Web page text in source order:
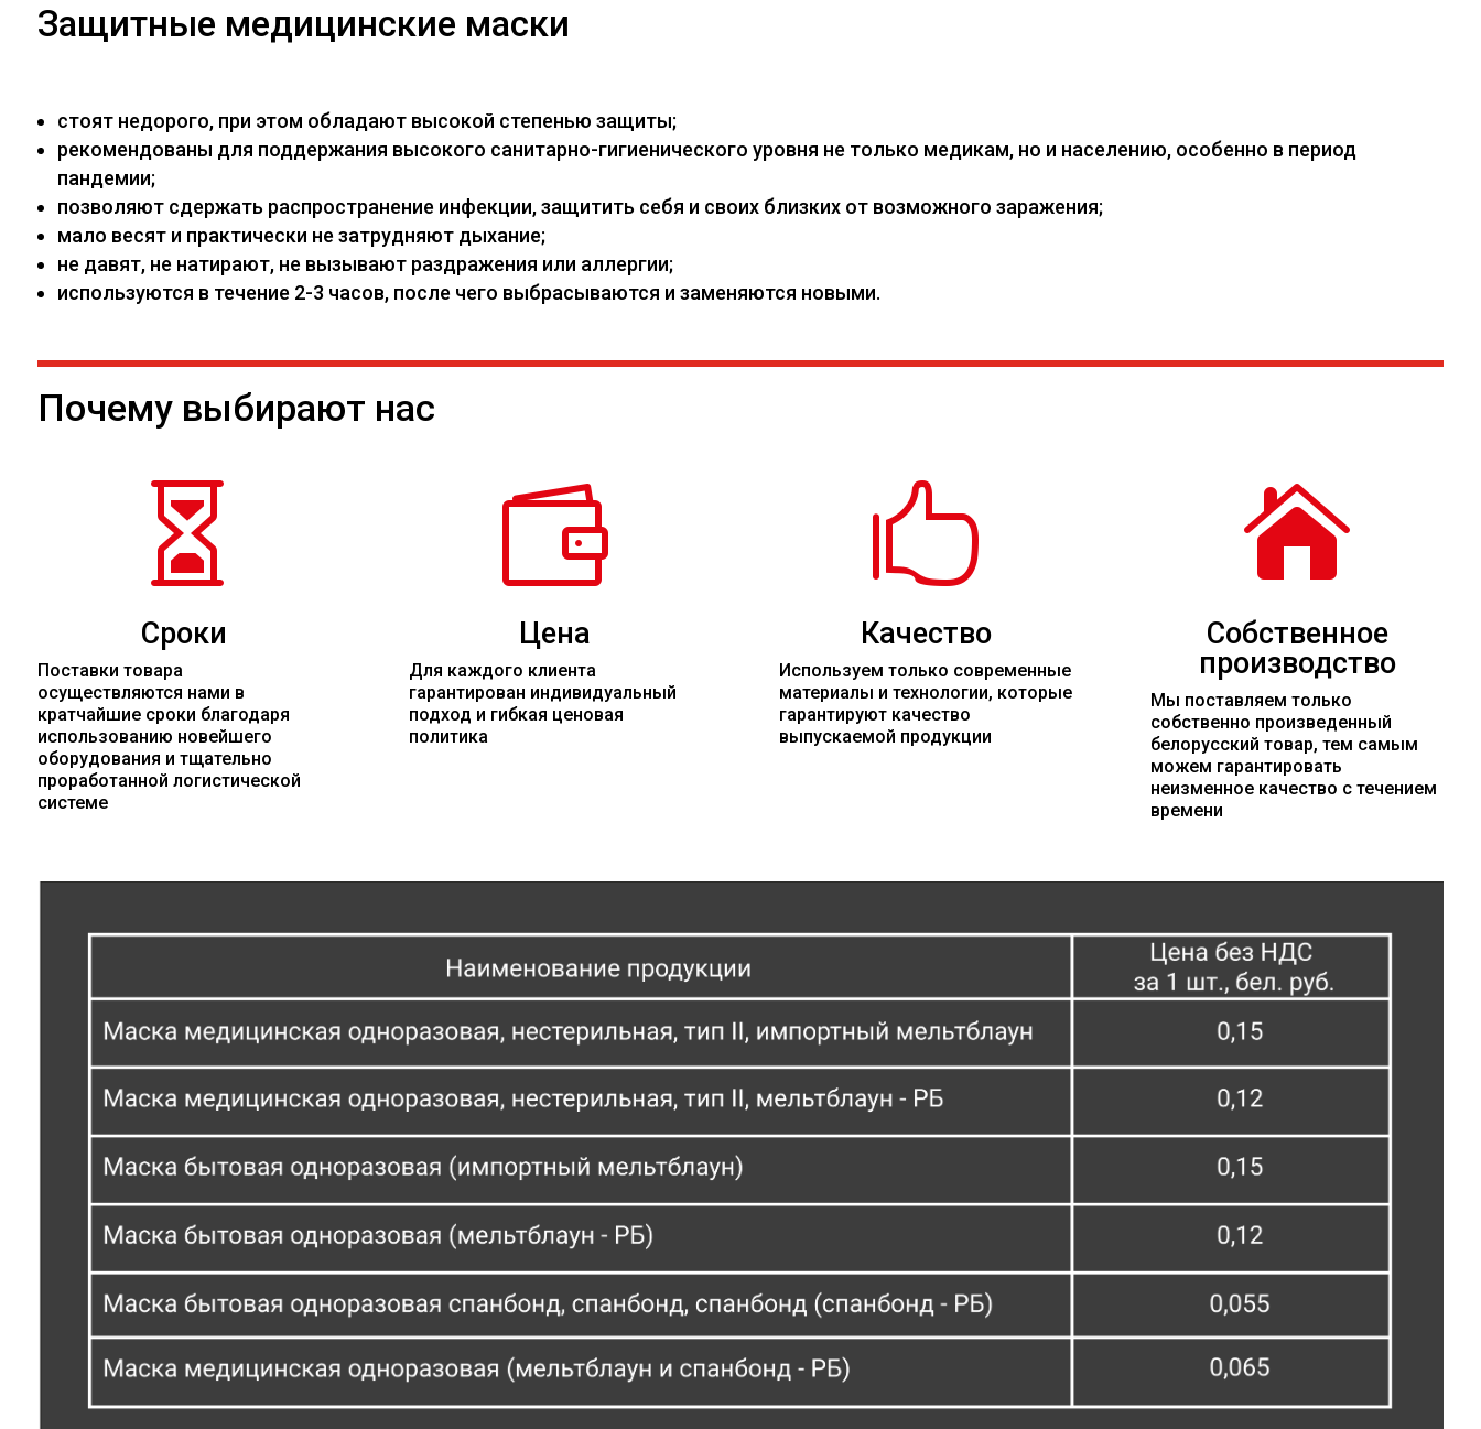
Защитные медицинские маски
стоят недорого, при этом обладают высокой степенью защиты;
рекомендованы для поддержания высокого санитарно-гигиенического уровня не только медикам, но и населению, особенно в период
пандемии;
позволяют сдержать распространение инфекции, защитить себя и своих близких от возможного заражения;
мало весят и практически не затрудняют дыхание;
не давят, не натирают, не вызывают раздражения или аллергии;
используются в течение 2-3 часов, после чего выбрасываются и заменяются новыми.
Почему выбирают нас

Сроки
Поставки товара
осуществляются нами в
кратчайшие сроки благодаря
использованию новейшего
оборудования и тщательно
проработанной логистической
системе

Цена
Для каждого клиента
гарантирован индивидуальный
подход и гибкая ценовая
политика

Качество
Используем только современные
материалы и технологии, которые
гарантируют качество
выпускаемой продукции

Собственное
производство
Мы поставляем только
собственно произведенный
белорусский товар, тем самым
можем гарантировать
неизменное качество с течением
времени